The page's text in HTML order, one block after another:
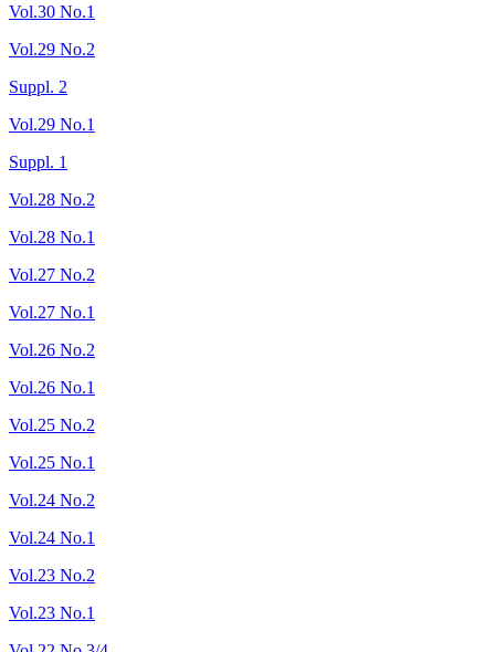
Vol.30 No.1
Vol.29 No.2
Suppl. 2
Vol.29 No.1
Suppl. 1
Vol.28 No.2
Vol.28 No.1
Vol.27 No.2
Vol.27 No.1
Vol.26 No.2
Vol.26 No.1
Vol.25 No.2
Vol.25 No.1
Vol.24 No.2
Vol.24 No.1
Vol.23 No.2
Vol.23 No.1